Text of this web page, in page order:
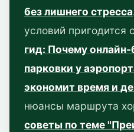
без лишнего стресса
условий пригодится
гид: Почему
парковки у
экономит время и
нюансы маршрута
советы по теме